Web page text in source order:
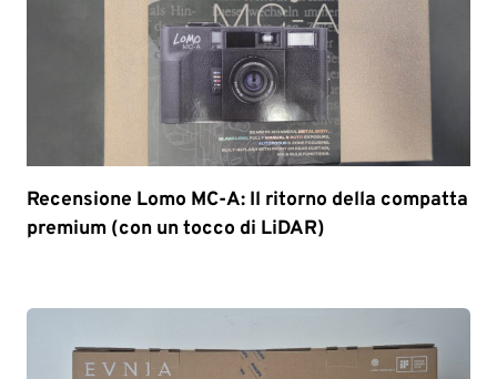
Recensione Lomo MC-A: Il ritorno della compatta
premium (con un tocco di LiDAR)